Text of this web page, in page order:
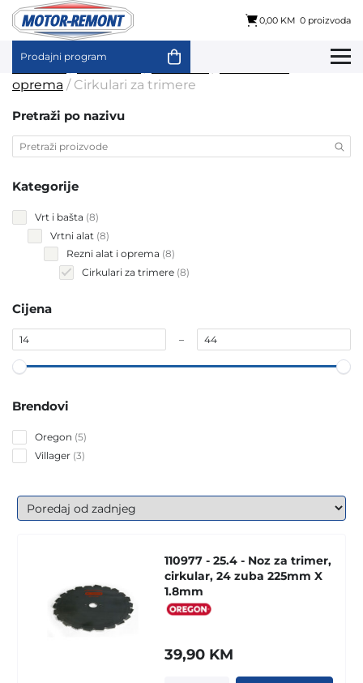
content
0,00 KM 0 proizvoda
Prodajni program
Početna Vrt i bašta Vrtni alat
oprema / Cirkulari za trimere
Pretraži po nazivu
Kategorije
Vrt i bašta 88
Vrtni alat 88
products
Rezni alat i oprema 88
products
Cirkulari za trimere 88
Cijena
–
Brendovi
Oregon 55
Villager 33
110977 - 25.4 - Noz za trimer,
cirkular, 24 zuba 225mm X
1.8mm
39,90 KM